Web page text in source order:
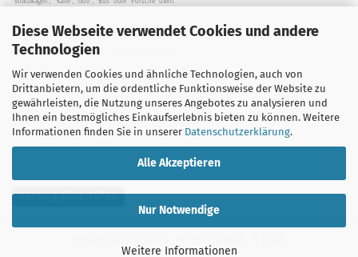
Diese Webseite verwendet Cookies und andere
Technologien
Wir verwenden Cookies und ähnliche Technologien, auch von
Drittanbietern, um die ordentliche Funktionsweise der Website zu
gewährleisten, die Nutzung unseres Angebotes zu analysieren und
Ihnen ein bestmögliches Einkaufserlebnis bieten zu können. Weitere
Informationen finden Sie in unserer Datenschutzerklärung.
Alle Akzeptieren
Nur Notwendige
Weitere Informationen
der Beschreibung der Teile und stellt in keinem Fall eine direkte
Verbindung zu dem Unternehmen "Volkswagen" her/da.
Die Beschreibungen, Zeichnungen und Angaben zur
Verwendung sind sorgfältig überprüft worden.
Vertrag widerrufen